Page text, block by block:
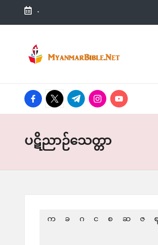
Skip
-
M
a
n
m
Bible
Knowledge
Everyone
facebook.com
twitter.com
t.me instagram.com
youtube.com
ပဋိညာဉ်သေတ္တာ
က ခ ဂ င စ ဆ ဇ